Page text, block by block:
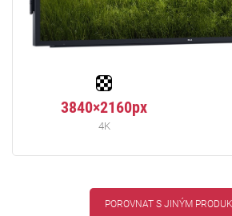
3840×2160px
4K
POROVNAT S JINÝM